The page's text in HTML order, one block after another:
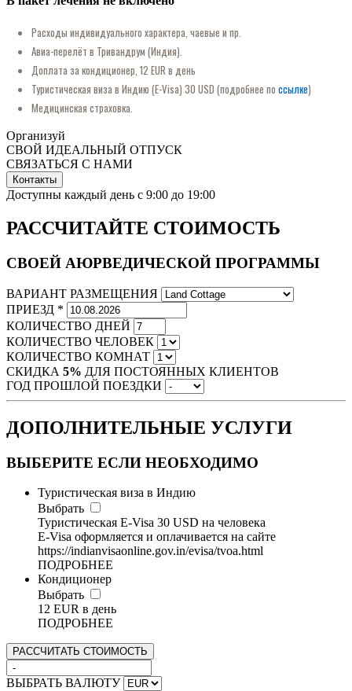
Расходы индивидуального характера, чаевые и пр.
Авиа-перелёт в Тривандрум (Индия).
Доплата за кондиционер, 12 EUR в день
Туристическая виза в Индию (E-Visa) 30 USD (подробнее по ссылке)
Медицинская страховка.
Организуй
СВОЙ ИДЕАЛЬНЫЙ ОТПУСК
СВЯЗАТЬСЯ С НАМИ
Контакты
Доступны каждый день с 9:00 до 19:00
РАССЧИТАЙТЕ СТОИМОСТЬ
СВОЕЙ АЮРВЕДИЧЕСКОЙ ПРОГРАММЫ
ВАРИАНТ РАЗМЕЩЕНИЯ
ПРИЕЗД *
КОЛИЧЕСТВО ДНЕЙ
КОЛИЧЕСТВО ЧЕЛОВЕК
КОЛИЧЕСТВО КОМНАТ
СКИДКА 5% ДЛЯ ПОСТОЯННЫХ КЛИЕНТОВ
ГОД ПРОШЛОЙ ПОЕЗДКИ
ДОПОЛНИТЕЛЬНЫЕ УСЛУГИ
ВЫБЕРИТЕ ЕСЛИ НЕОБХОДИМО
Туристическая виза в Индию
Выбрать
Туристическая E-Visa 30 USD на человека
E-Visa оформляется и оплачивается на сайте
https://indianvisaonline.gov.in/evisa/tvoa.html
ПОДРОБНЕЕ
Кондиционер
Выбрать
12 EUR в день
ПОДРОБНЕЕ
РАССЧИТАТЬ СТОИМОСТЬ
ВЫБРАТЬ ВАЛЮТУ